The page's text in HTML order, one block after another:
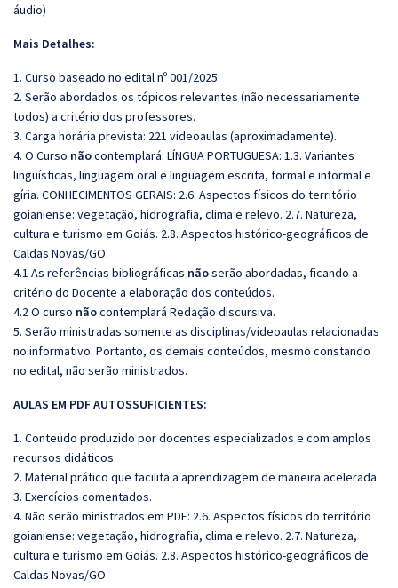
áudio)
Mais Detalhes:
1. Curso baseado no edital nº 001/2025.
2. Serão abordados os tópicos relevantes (não necessariamente
todos) a critério dos professores.
3. Carga horária prevista: 221 videoaulas (aproximadamente).
4. O Curso nãocontemplará: LÍNGUA PORTUGUESA: 1.3. Variantes
linguísticas, linguagem oral e linguagem escrita, formal e informal e
gíria. CONHECIMENTOS GERAIS: 2.6. Aspectos físicos do território
goianiense: vegetação, hidrografia, clima e relevo. 2.7. Natureza,
cultura e turismo em Goiás. 2.8. Aspectos histórico-geográficos de
Caldas Novas/GO.
4.1 As referências bibliográficas nãoserão abordadas, ficando a
critério do Docente a elaboração dos conteúdos.
4.2 O curso nãocontemplará Redação discursiva.
5. Serão ministradas somente as disciplinas/videoaulas relacionadas
no informativo. Portanto, os demais conteúdos, mesmo constando
no edital, não serão ministrados.
AULAS EM PDF AUTOSSUFICIENTES:
1. Conteúdo produzido por docentes especializados e com amplos
recursos didáticos.
2. Material prático que facilita a aprendizagem de maneira acelerada.
3. Exercícios comentados.
4. Não serão ministrados em PDF: 2.6. Aspectos físicos do território
goianiense: vegetação, hidrografia, clima e relevo. 2.7. Natureza,
cultura e turismo em Goiás. 2.8. Aspectos histórico-geográficos de
Caldas Novas/GO